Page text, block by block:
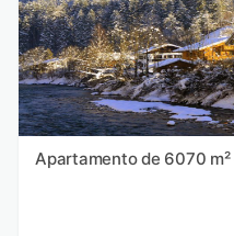
Apartamento de 6070